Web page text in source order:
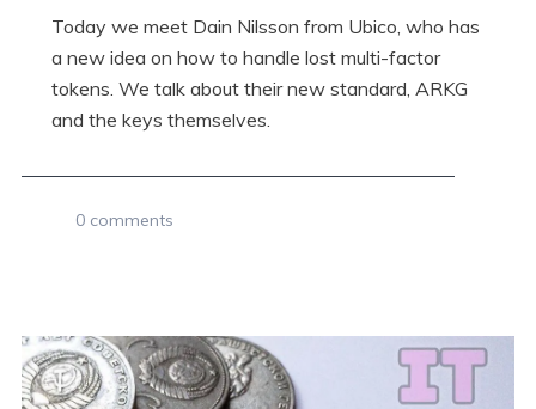
Today we meet Dain Nilsson from Ubico, who has
a new idea on how to handle lost multi-factor
tokens. We talk about their new standard, ARKG
and the keys themselves.
0 comments